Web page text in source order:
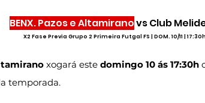
BENX. Pazos e Altamirano vs Club
X2 Fase Previa Grupo 2 Primeira Futgal FS | DOM. 10/11 | 17:30h
xogará este domingo 10 ás 17:30h
temporada.